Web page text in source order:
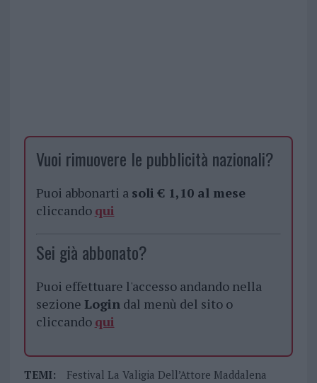
Vuoi rimuovere le pubblicità nazionali?
Puoi abbonarti a soli € 1,10 al mese
cliccando qui
Sei già abbonato?
Puoi effettuare l'accesso andando nella
sezione Logindal menù del sito o
cliccando qui
TEMI: Festival La Valigia Dell’Attore Maddalena